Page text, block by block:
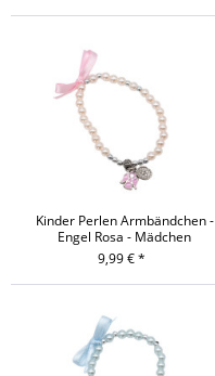
Kinder Perlen Armbändchen -
Engel Rosa - Mädchen
9,99 € *